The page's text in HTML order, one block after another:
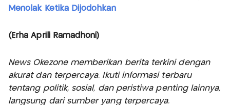
Menolak Ketika Dijodohkan
(Erha Aprili Ramadhoni)
News Okezone memberikan berita terkini dengan
akurat dan terpercaya. Ikuti informasi terbaru
tentang politik, sosial, dan peristiwa penting lainnya,
langsung dari sumber yang terpercaya.